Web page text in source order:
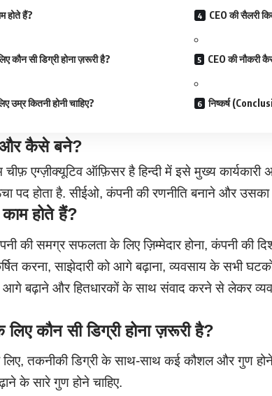
होते हैं?
कौन सी डिग्री होना ज़रूरी है?
उम्र कितनी होनी चाहिए?
CEO की सैलरी
CEO की नौकरी
निष्कर्ष
कैसे बने?
चीफ़ एग्ज़ीक्यूटिव ऑफ़िसर है हिन्दी में इसे मुख्य कार्यकारी
होता है. सीईओ, कंपनी की रणनीति बनाने और उसका
होते हैं?
की समग्र सफलता के लिए ज़िम्मेदार होना, कंपनी की
करना, साझेदारी को आगे बढ़ाना, व्यवसाय के सभी
आगे बढ़ाने और हितधारकों के साथ संवाद करने से लेकर
कौन सी डिग्री होना ज़रूरी है?
तकनीकी डिग्री के साथ-साथ कई कौशल और गुण
के सारे गुण होने चाहिए.